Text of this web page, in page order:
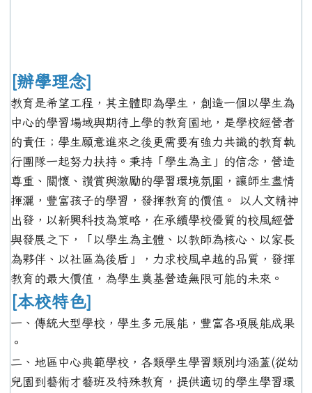
[辦學理念]
教育是希望工程，其主體即為學生，創造一個以學生為
中心的學習場域與期待上學的教育園地，是學校經營者
的責任；學生願意進來之後更需要有強力共識的教育執
行團隊一起努力扶持。秉持「學生為主」的信念，營造
尊重、關懷、讚賞與激勵的學習環境氛圍，讓師生盡情
揮灑，豐富孩子的學習，發揮教育的價值。 以人文精神
出發，以新興科技為策略，在承續學校優質的校風經營
與發展之下，「以學生為主體、以教師為核心、以家長
為夥伴、以社區為後盾」，力求校風卓越的品質，發揮
教育的最大價值，為學生奠基營造無限可能的未來。
[本校特色]
一、傳統大型學校，學生多元展能，豐富各項展能成果
。
二、地區中心典範學校，各類學生學習類別均涵蓋(從幼
兒園到藝術才藝班及特殊教育，提供適切的學生學習環